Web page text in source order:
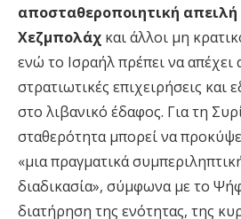
αποσταθεροποιητική
Χεζμπολάχ και άλλοι μη
ενώ το Ισραήλ πρέπει να απέχει
στρατιωτικές επιχειρήσεις και
στο λιβανικό έδαφος. Για τη
σταθερότητα μπορεί να
«μια πραγματικά
διαδικασία», σύμφωνα με το
διατήρηση της ενότητας, της